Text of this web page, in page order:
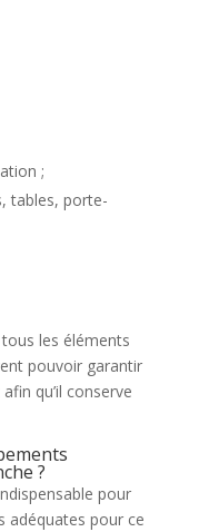
;
tables, porte-
les éléments
pouvoir garantir
qu’il conserve
?
pour
adéquates pour ce